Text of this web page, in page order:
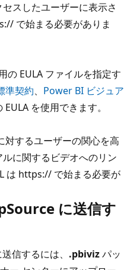
スしたユーザーに表示さ
で始まる必要がありま
の EULA ファイルを指定す
準契約、 Power BI ビジュア
を使用できます。
対するユーザーの関心を高
に関するビデオへのリン
は https:// で始まる必要が
に送信す
信するには、 .pbivizパッ